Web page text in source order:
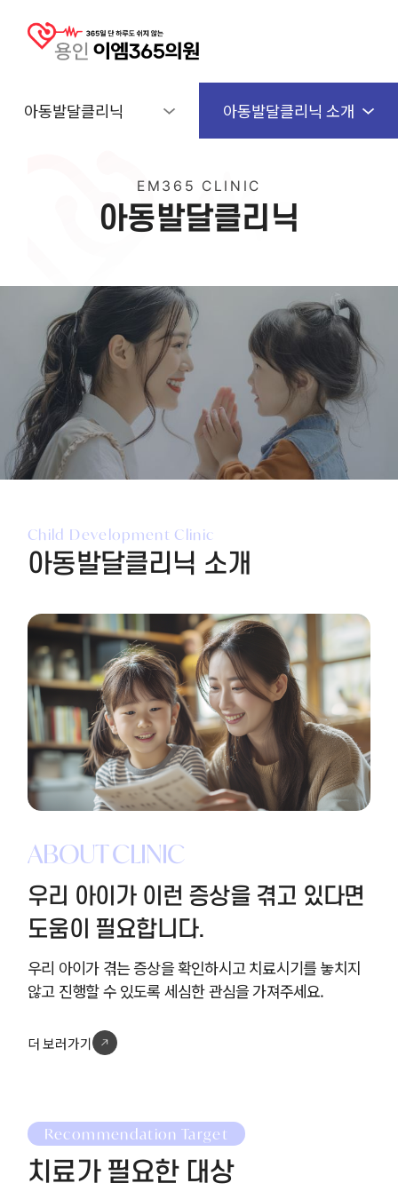
아동발달클리닉 아동발달클리닉 소개
EM365 CLINIC
아동발달클리 닉
Child Development Clinic
아동발달클리닉 소개
ABOUT CLINIC
우리 아이가 이런 증상을 겪고 있다면
도움이 필요합니다.
우리 아이가 겪는 증상을 확인하시고 치료시기를 놓치지
않고 진행할 수 있도록 세심한 관심을 가져주세요.
더 보러가기
Recommendation Target
치료가 필요한 대상